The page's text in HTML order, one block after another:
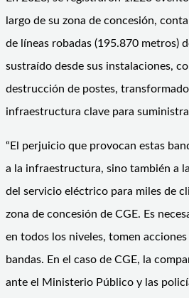
largo de su zona de concesión,
de líneas robadas (195.870 metros)
sustraído desde sus instalaciones,
destrucción de postes,
infraestructura clave para
“El perjuicio que provocan estas
a la infraestructura, sino también a
del servicio eléctrico para miles de
zona de concesión de CGE. Es
en todos los niveles, tomen
bandas. En el caso de CGE, la
ante el Ministerio Público y las